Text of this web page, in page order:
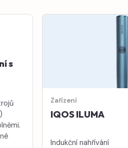
s
Zařízení
IQOS ILUMA
Indukční nahřívání